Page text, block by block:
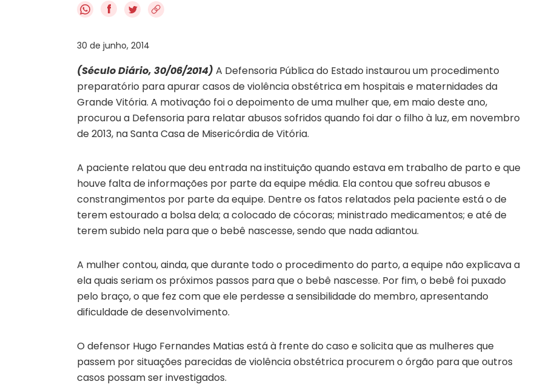
f
30 de junho, 2014
(Século Diário, 30/06/2014) A Defensoria Pública do Estado instaurou um procedimento
preparatório para apurar casos de violência obstétrica em hospitais e maternidades da
Grande Vitória. A motivação foi o depoimento de uma mulher que, em maio deste ano,
procurou a Defensoria para relatar abusos sofridos quando foi dar o filho à luz, em novembro
de 2013, na Santa Casa de Misericórdia de Vitória.
A paciente relatou que deu entrada na instituição quando estava em trabalho de parto e que
houve falta de informações por parte da equipe média. Ela contou que sofreu abusos e
constrangimentos por parte da equipe. Dentre os fatos relatados pela paciente está o de
terem estourado a bolsa dela; a colocado de cócoras; ministrado medicamentos; e até de
terem subido nela para que o bebê nascesse, sendo que nada adiantou.
A mulher contou, ainda, que durante todo o procedimento do parto, a equipe não explicava a
ela quais seriam os próximos passos para que o bebê nascesse. Por fim, o bebê foi puxado
pelo braço, o que fez com que ele perdesse a sensibilidade do membro, apresentando
dificuldade de desenvolvimento.
O defensor Hugo Fernandes Matias está à frente do caso e solicita que as mulheres que
passem por situações parecidas de violência obstétrica procurem o órgão para que outros
casos possam ser investigados.